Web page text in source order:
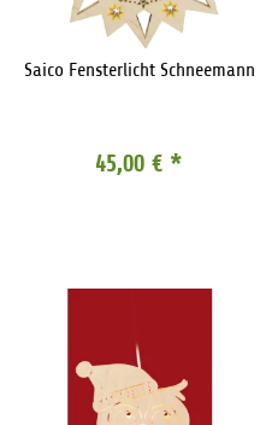
Saico Fensterlicht Schneemann
45,00 € *